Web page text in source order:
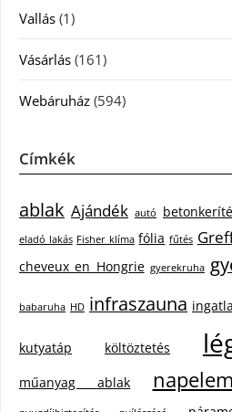
Vallás (1)
Vásárlás (161)
Webáruház (594)
Címkék
ablak Ajándék autó
eladó lakás Fisher klíma fólia fűtés
cheveux en Hongrie gyerekruha
babaruha HD infraszauna
kutyatáp költöztetés
műanyag ablak napelem